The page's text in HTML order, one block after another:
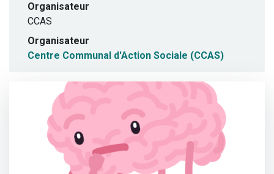
Organisateur
CCAS
Organisateur
Centre Communal d'Action Sociale (CCAS)